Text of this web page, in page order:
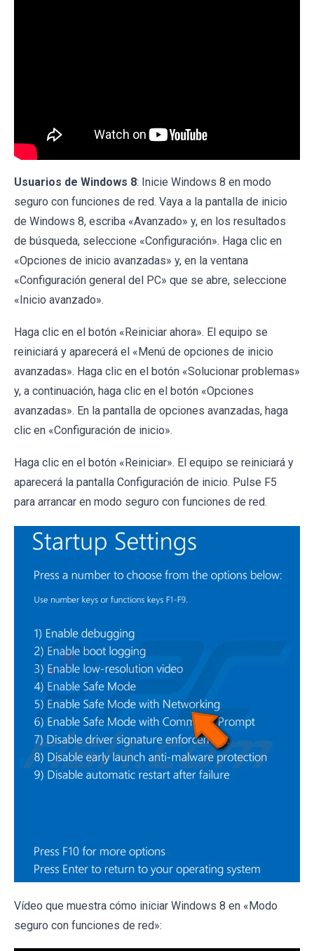
Usuarios de Windows 8: Inicie Windows 8 en modo
seguro con funciones de red. Vaya a la pantalla de inicio
de Windows 8, escriba «Avanzado» y, en los resultados
de búsqueda, seleccione «Configuración». Haga clic en
«Opciones de inicio avanzadas» y, en la ventana
«Configuración general del PC» que se abre, seleccione
«Inicio avanzado».
Haga clic en el botón «Reiniciar ahora». El equipo se
reiniciará y aparecerá el «Menú de opciones de inicio
avanzadas». Haga clic en el botón «Solucionar problemas»
y, a continuación, haga clic en el botón «Opciones
avanzadas». En la pantalla de opciones avanzadas, haga
clic en «Configuración de inicio».
Haga clic en el botón «Reiniciar». El equipo se reiniciará y
aparecerá la pantalla Configuración de inicio. Pulse F5
para arrancar en modo seguro con funciones de red.
Vídeo que muestra cómo iniciar Windows 8 en «Modo
seguro con funciones de red»: